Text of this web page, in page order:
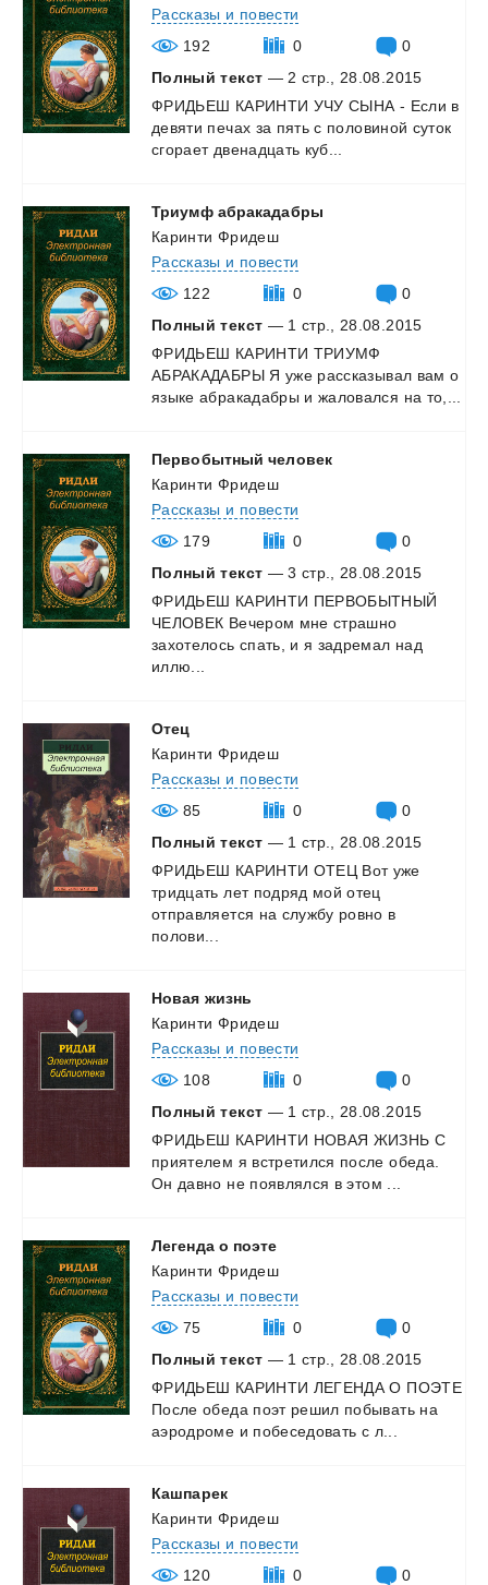
Рассказы и повести
192
0
0
Полный текст — 2 стр., 28.08.2015
ФРИДЬЕШ КАРИНТИ УЧУ СЫНА - Если в
девяти печах за пять с половиной суток
сгорает двенадцать куб...
Триумф абракадабры
Каринти Фридеш
Рассказы и повести
122
0
0
Полный текст — 1 стр., 28.08.2015
ФРИДЬЕШ КАРИНТИ ТРИУМФ
АБРАКАДАБРЫ Я уже рассказывал вам о
языке абракадабры и жаловался на то,...
Первобытный человек
Каринти Фридеш
Рассказы и повести
179
0
0
Полный текст — 3 стр., 28.08.2015
ФРИДЬЕШ КАРИНТИ ПЕРВОБЫТНЫЙ
ЧЕЛОВЕК Вечером мне страшно
захотелось спать, и я задремал над
иллю...
Отец
Каринти Фридеш
Рассказы и повести
85
0
0
Полный текст — 1 стр., 28.08.2015
ФРИДЬЕШ КАРИНТИ ОТЕЦ Вот уже
тридцать лет подряд мой отец
отправляется на службу ровно в
полови...
Новая жизнь
Каринти Фридеш
Рассказы и повести
108
0
0
Полный текст — 1 стр., 28.08.2015
ФРИДЬЕШ КАРИНТИ НОВАЯ ЖИЗНЬ С
приятелем я встретился после обеда.
Он давно не появлялся в этом
Легенда о поэте
Каринти Фридеш
Рассказы и повести
75
0
0
Полный текст — 1 стр., 28.08.2015
ФРИДЬЕШ КАРИНТИ ЛЕГЕНДА О ПОЭТЕ
После обеда поэт решил побывать на
аэродроме и побеседовать с л...
Кашпарек
Каринти Фридеш
Рассказы и повести
120
0
0